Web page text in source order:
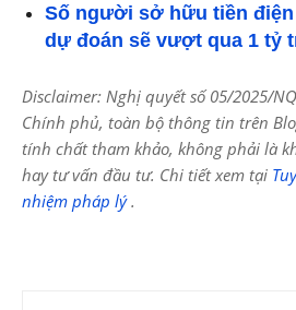
Số người sở hữu tiền
dự đoán sẽ vượt qua 1 tỷ
Disclaimer: Nghị quyết số 05/2025/
Chính phủ, toàn bộ thông tin trên
tính chất tham khảo, không phải là
hay tư vấn đầu tư. Chi tiết xem tại
nhiệm pháp lý.